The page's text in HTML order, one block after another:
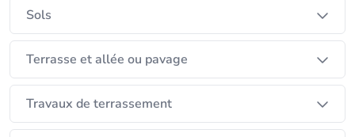
Sols
Terrasse et allée ou pavage
Travaux de terrassement